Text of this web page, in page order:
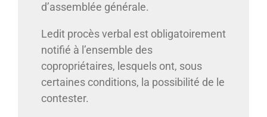
d’assemblée générale.
Ledit procès verbal est obligatoirement
notifié à l’ensemble des
copropriétaires, lesquels ont, sous
certaines conditions, la possibilité de le
contester.